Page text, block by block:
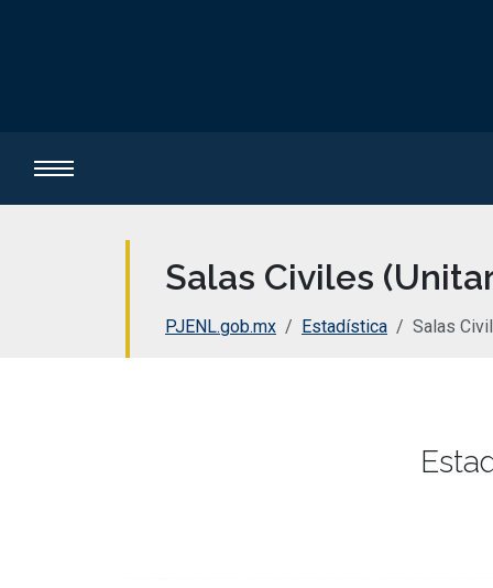
Salas Civiles
PJENL.gob.mx Estadística Salas